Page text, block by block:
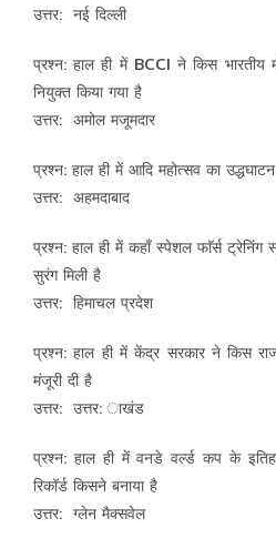
उत्तर: नई दिल्ली
प्रश्न: हाल ही में BCCI ने किस भारतीय
नियुक्त किया गया है
उत्तर: अमोल मजूमदार
प्रश्न: हाल ही में आदि महोत्सव का
उत्तर: अहमदाबाद
प्रश्न: हाल ही में कहाँ स्पेशल फाॅर्स ट्रेनिंग
सुरंग मिली है
उत्तर: हिमाचल प्रदेश
प्रश्न: हाल ही में केंद्र सरकार ने किस
मंजूरी दी है
उत्तर: उत्तर: ाखंड
प्रश्न: हाल ही में वनडे वर्ल्ड कप के
रिकॉर्ड किसने बनाया है
उत्तर: ग्लेन मैक्सवेल